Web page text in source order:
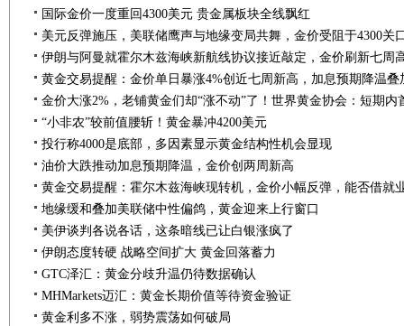
国际金价一度重回4300美元 贵金属板块全线飘红
伊朗与阿曼就霍尔木兹海峡新航线协议接近敲定，金价刷新七周
“小非农”较前值腰斩！黄金暴冲4200美元
投行称4000是底部，多因素显示黄金结构性机会显现
油价大跌推动加息预期降温，金价创两周新高
地缘缓和叠加美联储中性偏鸽，黄金迎来上行窗口
美伊谈判各说各话，这条暗线已让白银涨疯了
伊朗态度转硬 战略空间扩大 黄金回落蓄力
GTC泽汇：黄金分歧升温仍待数据确认
MHMarkets迈汇：黄金长期价值等待资金验证
黄金利多不涨，弱势震荡如何破局